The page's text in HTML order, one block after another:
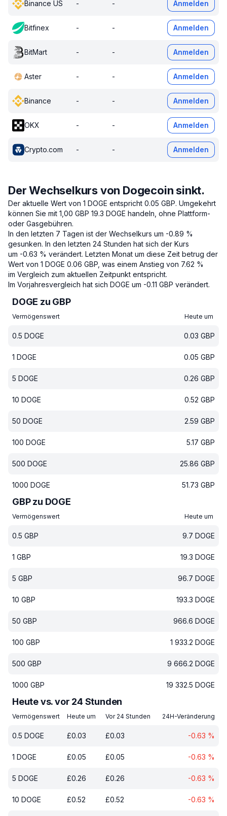
Binance US - - Anmelden
Bitfinex - - Anmelden
BitMart - - Anmelden
Aster - - Anmelden
Binance - - Anmelden
OKX - - Anmelden
Crypto.com - - Anmelden
Der Wechselkurs von Dogecoin sinkt.
Der aktuelle Wert von 1 DOGE entspricht 0.05 GBP. Umgekehrt
können Sie mit 1,00 GBP 19.3 DOGE handeln, ohne Plattform-
oder Gasgebühren.
In den letzten 7 Tagen ist der Wechselkurs um -0.89 %
gesunken. In den letzten 24 Stunden hat sich der Kurs
um -0.63 % verändert. Letzten Monat um diese Zeit betrug der
Wert von 1 DOGE 0.06 GBP, was einem Anstieg von 7.62 %
im Vergleich zum aktuellen Zeitpunkt entspricht.
Im Vorjahresvergleich hat sich DOGE um -0.11 GBP verändert.
DOGE zu GBP
Vermögenswert Heute um
0.5 DOGE 0.03 GBP
1 DOGE 0.05 GBP
5 DOGE 0.26 GBP
10 DOGE 0.52 GBP
50 DOGE 2.59 GBP
100 DOGE 5.17 GBP
500 DOGE 25.86 GBP
1000 DOGE 51.73 GBP
GBP zu DOGE
Vermögenswert Heute um
0.5 GBP 9.7 DOGE
1 GBP 19.3 DOGE
5 GBP 96.7 DOGE
10 GBP 193.3 DOGE
50 GBP 966.6 DOGE
100 GBP 1 933.2 DOGE
500 GBP 9 666.2 DOGE
1000 GBP 19 332.5 DOGE
Heute vs. vor 24 Stunden
Vermögenswert Heute um Vor 24 Stunden 24H-Veränderung
0.5 DOGE £0.03 £0.03 -0.63 %
1 DOGE £0.05 £0.05 -0.63 %
5 DOGE £0.26 £0.26 -0.63 %
10 DOGE £0.52 £0.52 -0.63 %